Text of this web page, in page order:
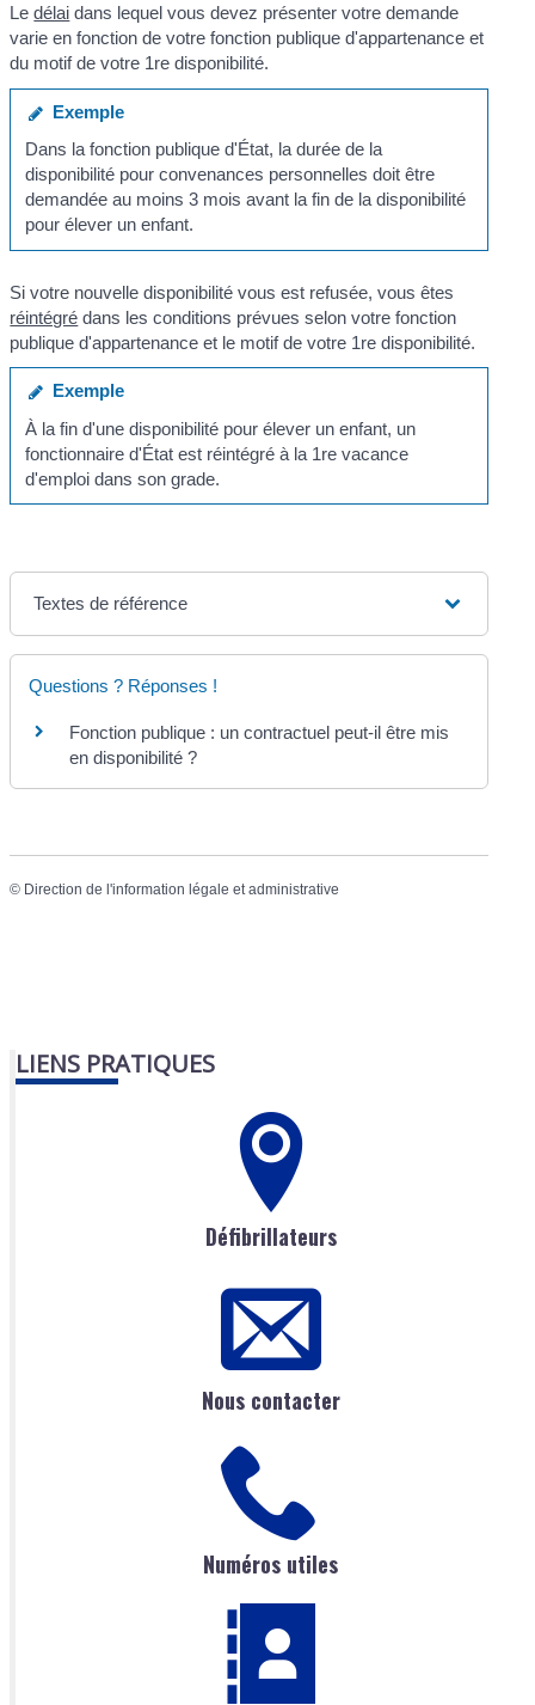
Ledélai dans lequel vous devez présenter votre demande
varie en fonction de votre fonction publique d'appartenance et
du motif de votre 1re disponibilité.
Exemple
Dans la fonction publique d'État, la durée de la
disponibilité pour convenances personnelles doit être
demandée au moins 3 mois avant la fin de la disponibilité
pour élever un enfant.
Si votre nouvelle disponibilité vous est refusée, vous êtes
réintégré dans les conditions prévues selon votre fonction
publique d'appartenance et le motif de votre 1re disponibilité.
Exemple
À la fin d'une disponibilité pour élever un enfant, un
fonctionnaire d'État est réintégré à la 1revacance
d'emploi dans son grade.
Textes de référence
Questions ? Réponses !
Fonction publique : un contractuel peut-il être mis
en disponibilité ?
© Direction de l'information légale et administrative
LIENS PRATIQUES
Défibrillateurs
Nous contacter
Numéros utiles